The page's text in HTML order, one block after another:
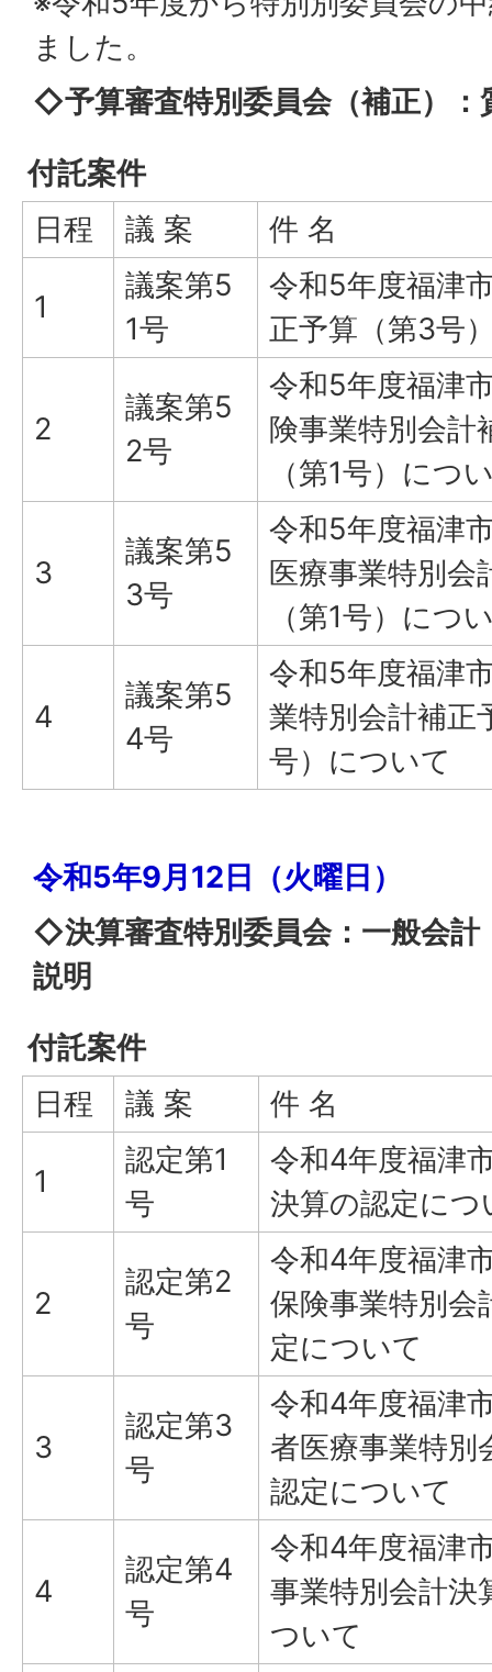
ました。
◇予算審査特別委員会（補正）：
付託案件
日程
議 案 件 名
1
議案第5
1号
令和5年度福津
正予算（第3号
2
議案第5
2号
令和5年度福津
険事業特別会計
（第1号）につ
3
議案第5
3号
令和5年度福津
医療事業特別会
（第1号）につ
4
議案第5
4号
令和5年度福津
業特別会計補正
号）について
令和5年9月12日（火曜日）
◇決算審査特別委員会：一般会計
説明
付託案件
日程
議 案 件 名
1
認定第1
号
令和4年度福津
決算の認定につ
2
認定第2
号
令和4年度福津
保険事業特別会
定について
3
認定第3
号
令和4年度福津
者医療事業特別
認定について
4
認定第4
号
令和4年度福津
事業特別会計決
ついて